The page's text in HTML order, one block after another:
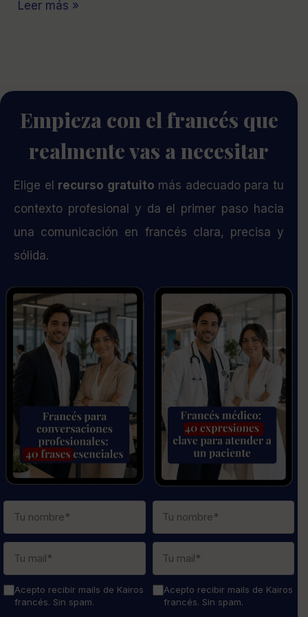
Leer más »
Acepto recibir mails de Kairos
francés. Sin spam.
Acepto recibir mails de Kairos
francés. Sin spam.
Empieza con el francés que
realmente vas a necesitar
Elige el recurso gratuito más adecuado para tu
contexto profesional y da el primer paso hacia
una comunicación en francés clara, precisa y
sólida.